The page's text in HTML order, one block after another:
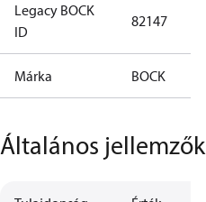
Legacy BOCK
ID
82147
Márka BOCK
Általános jellemzők